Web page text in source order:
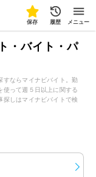
保存 履歴 メニュー
・バイト・パ
すならマイナビバイト。勤
使って週５日以上に関する
探しはマイナビバイトで検